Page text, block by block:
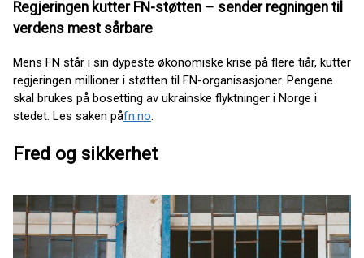
Regjeringen kutter FN-støtten – sender regningen til
verdens mest sårbare
Mens FN står i sin dypeste økonomiske krise på flere tiår, kutter
regjeringen millioner i støtten til FN-organisasjoner. Pengene
skal brukes på bosetting av ukrainske flyktninger i Norge i
stedet. Les saken påfn.no.
Fred og sikkerhet